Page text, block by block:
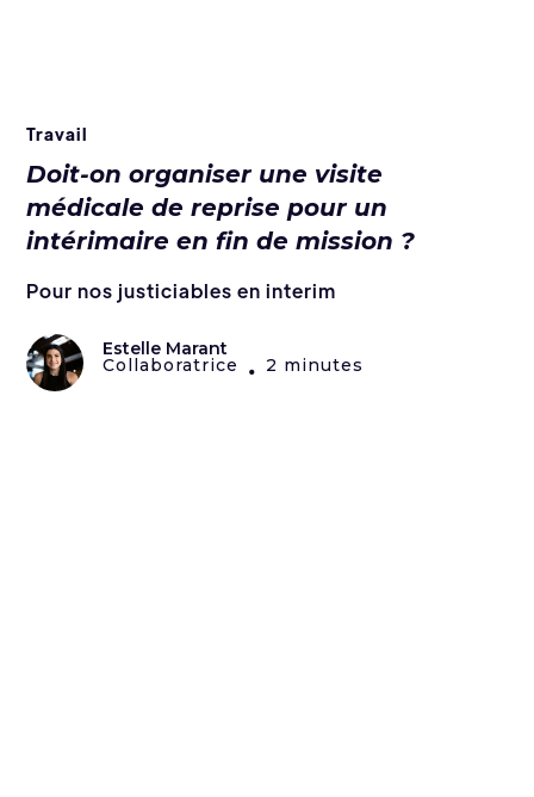
Travail
Doit-on organiser une visite
médicale de reprise pour un
intérimaire en fin de mission ?
Pour nos justiciables en interim
Estelle Marant
Collaboratrice • 2 minutes